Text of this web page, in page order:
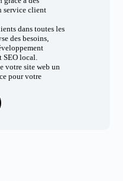
service client
dans toutes les
des besoins,
SEO local.
votre site web un
pour votre